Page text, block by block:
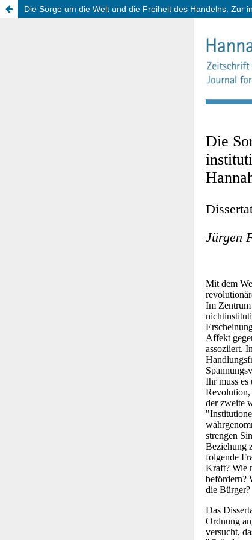
Die Sorge um die Welt und die Freiheit des Handelns. Zur